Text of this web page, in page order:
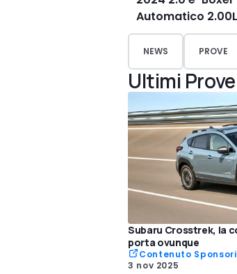
Automatico
NEWS PROVE
Ultimi
Subaru Crosstrek, la
porta ovunque
Contenuto
3 nov 2025